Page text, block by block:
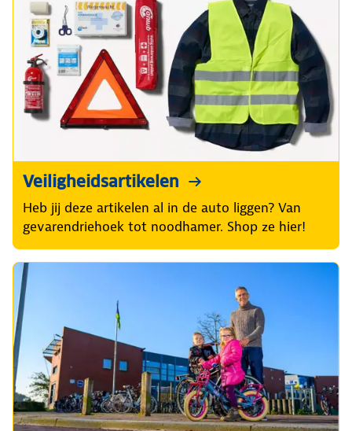
Veiligheidsartikelen
Heb jij deze artikelen al in de auto liggen? Van
gevarendriehoek tot noodhamer. Shop ze hier!